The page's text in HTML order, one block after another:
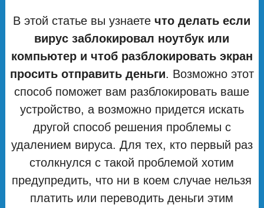
В этой статье вы узнаетечто делать если
вирус заблокировал ноутбук или
компьютер и чтоб разблокировать экран
просить отправить деньги. Возможно этот
способ поможет вам разблокировать ваше
устройство, а возможно придется искать
другой способ решения проблемы с
удалением вируса. Для тех, кто первый раз
столкнулся с такой проблемой хотим
предупредить, что ни в коем случае нельзя
платить или переводить деньги этим